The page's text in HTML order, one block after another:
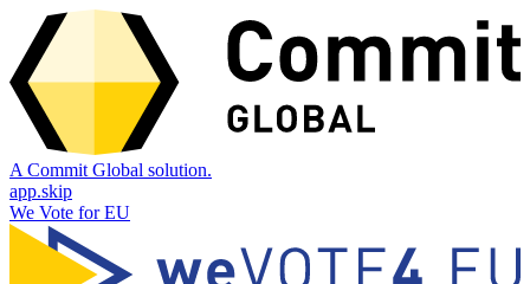
A Commit Global solution.
app.skip
We Vote for EU